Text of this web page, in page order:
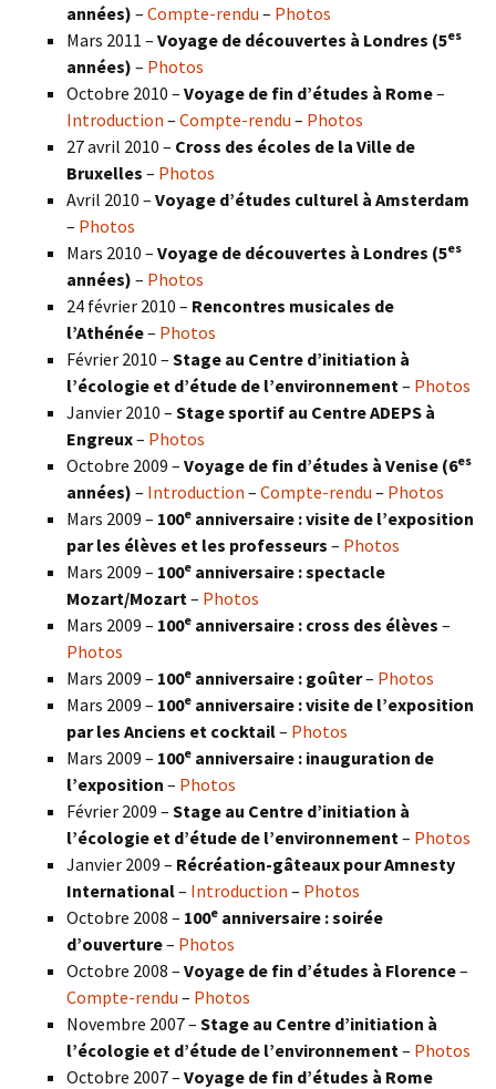
années) – Compte-rendu – Photos
Mars 2011 – Voyage de découvertes à Londres (5es
années) – Photos
Octobre 2010 – Voyage de fin d’études à Rome–
Introduction – Compte-rendu – Photos
27 avril 2010 – Cross des écoles de la Ville de
Bruxelles – Photos
Avril 2010 – Voyage d’études culturel à Amsterdam
– Photos
Mars 2010 – Voyage de découvertes à Londres (5es
années) – Photos
24 février 2010 – Rencontres musicales de
l’Athénée– Photos
Février 2010 – Stage au Centre d’initiation à
l’écologie et d’étude de l’environnement– Photos
Janvier 2010 – Stage sportif au Centre ADEPS à
Engreux– Photos
Octobre 2009 – Voyage de fin d’études à Venise (6es
années) – Introduction – Compte-rendu – Photos
Mars 2009 – 100e anniversaire : visite de l’exposition
par les élèves et les professeurs – Photos
Mars 2009 – 100e anniversaire : spectacle
Mozart/Mozart– Photos
Mars 2009 – 100e anniversaire : cross des élèves –
Photos
Mars 2009 – 100e anniversaire : goûter– Photos
Mars 2009 – 100e anniversaire : visite de l’exposition
par les Anciens et cocktail– Photos
Mars 2009 – 100e anniversaire : inauguration de
l’exposition – Photos
Février 2009 – Stage au Centre d’initiation à
l’écologie et d’étude de l’environnement– Photos
Janvier 2009 – Récréation-gâteaux pour Amnesty
International– Introduction – Photos
Octobre 2008 – 100e anniversaire : soirée
d’ouverture– Photos
Octobre 2008 – Voyage de fin d’études à Florence–
Compte-rendu – Photos
Novembre 2007 – Stage au Centre d’initiation à
l’écologie et d’étude de l’environnement– Photos
Octobre 2007 – Voyage de fin d’études à Rome